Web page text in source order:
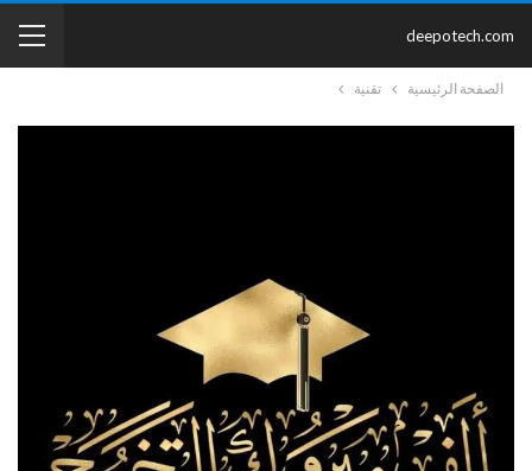
deepotech.com
الصفحة الرئيسية تقنية